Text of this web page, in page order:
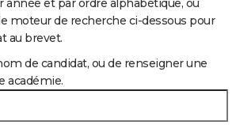
année et par ordre alphabétique, ou
moteur de recherche ci-dessous pour
au brevet.
de candidat, ou de renseigner une
académie.